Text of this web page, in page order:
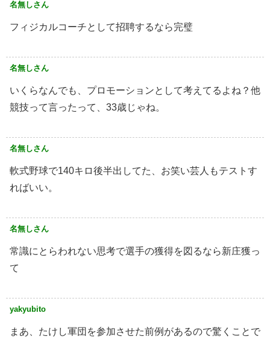
名無しさん
フィジカルコーチとして招聘するなら完璧
名無しさん
いくらなんでも、プロモーションとして考えてるよね？他
競技って言ったって、33歳じゃね。
名無しさん
軟式野球で140キロ後半出してた、お笑い芸人もテストす
ればいい。
名無しさん
常識にとらわれない思考で選手の獲得を図るなら新庄獲っ
て
yakyubito
まあ、たけし軍団を参加させた前例があるので驚くことで